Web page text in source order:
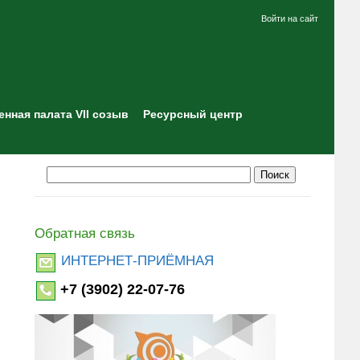
Войти на сайт
палата VII созыв Ресурсный центр
Обратная связь
ИНТЕРНЕТ-ПРИЁМНАЯ
+7 (3902) 22-07-76